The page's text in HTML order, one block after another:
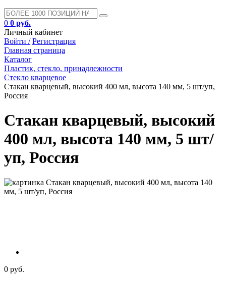
0 0 руб.
Личный кабинет
Войти / Регистрация
Главная страница
Каталог
Пластик, стекло, принадлежности
Стекло кварцевое
Стакан кварцевый, высокий 400 мл, высота 140 мм, 5 шт/уп,
Россия
Стакан кварцевый, высокий
400 мл, высота 140 мм, 5 шт/
уп, Россия
0 руб.